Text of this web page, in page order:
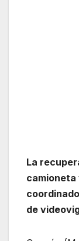
La
camioneta
de